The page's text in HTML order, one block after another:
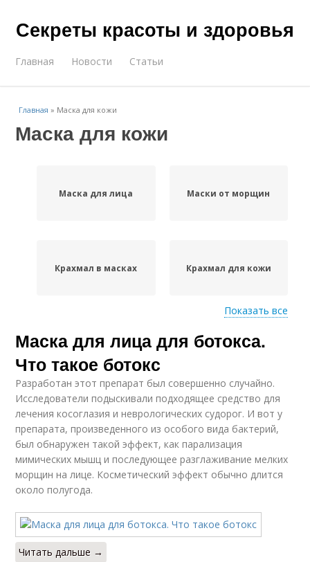
Секреты красоты и здоровья
Главная Новости Статьи
Главная » Маска для кожи
Маска для кожи
Маска для лица Маски от морщин
Крахмал в масках Крахмал для кожи
Маски из крахмала Маска из крахмала
Маска из банана Маска из кефира
Домашняя маска
Показать все
Маска для лица для ботокса.
Что такое ботокс
Разработан этот препарат был совершенно случайно.
Исследователи подыскивали подходящее средство для
лечения косоглазия и неврологических судорог. И вот у
препарата, произведенного из особого вида бактерий,
был обнаружен такой эффект, как парализация
мимических мышц и последующее разглаживание мелких
морщин на лице. Косметический эффект обычно длится
около полугода.
Читать дальше →